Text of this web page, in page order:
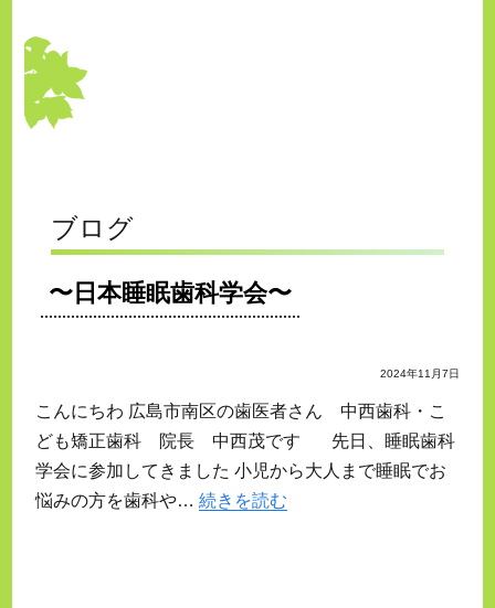
ブログ
〜日本睡眠歯科学会〜
2024年11月7日
こんにちわ 広島市南区の歯医者さん 中西歯科・こ
ども矯正歯科 院長 中西茂です 先日、睡眠歯科
学会に参加してきました 小児から大人まで睡眠でお
悩みの方を歯科や… 続きを読む